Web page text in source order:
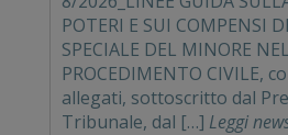
POTERI E SUI COMPENSI
SPECIALE DEL MINORE
PROCEDIMENTO CIVILE,
allegati, sottoscritto dal
Tribunale, dal […] Leggi